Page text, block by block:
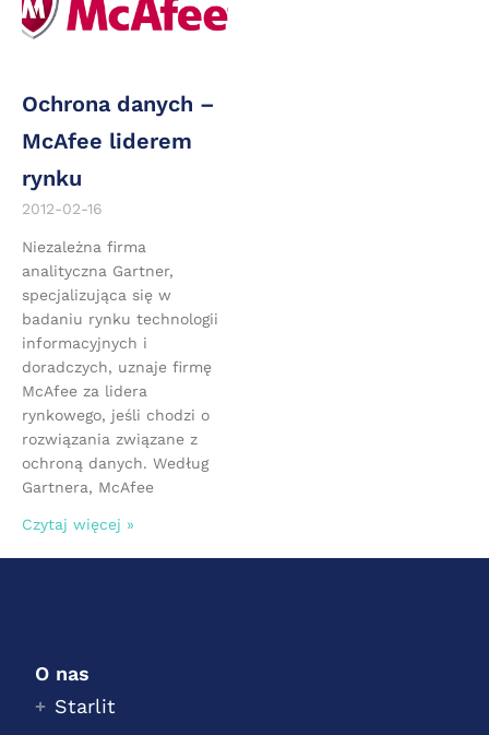
Ochrona danych –
McAfee liderem
rynku
2012-02-16
Niezależna firma
analityczna Gartner,
specjalizująca się w
badaniu rynku technologii
informacyjnych i
doradczych, uznaje firmę
McAfee za lidera
rynkowego, jeśli chodzi o
rozwiązania związane z
ochroną danych. Według
Gartnera, McAfee
Czytaj więcej »
O nas
Starlit